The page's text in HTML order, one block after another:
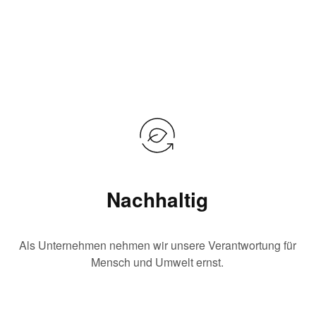
Nachhaltig
Als Unternehmen nehmen wir unsere Verantwortung für
Mensch und Umwelt ernst.